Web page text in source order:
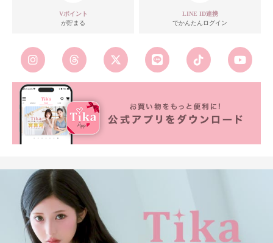
Vポイント
が貯まる
LINE ID連携
でかんたんログイン